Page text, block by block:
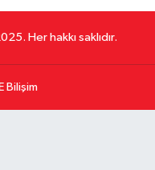
Her hakkı saklıdır.
Bilişim